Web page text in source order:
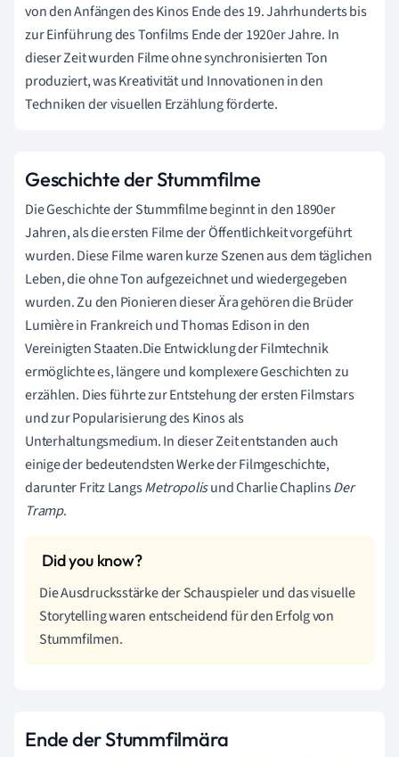
von den Anfängen des Kinos Ende des 19. Jahrhunderts bis
zur Einführung des Tonfilms Ende der 1920er Jahre. In
dieser Zeit wurden Filme ohne synchronisierten Ton
produziert, was Kreativität und Innovationen in den
Techniken der visuellen Erzählung förderte.
Geschichte der Stummfilme
Die Geschichte der Stummfilme beginnt in den 1890er
Jahren, als die ersten Filme der Öffentlichkeit vorgeführt
wurden. Diese Filme waren kurze Szenen aus dem täglichen
Leben, die ohne Ton aufgezeichnet und wiedergegeben
wurden. Zu den Pionieren dieser Ära gehören die Brüder
Lumière in Frankreich und Thomas Edison in den
Vereinigten Staaten.Die Entwicklung der Filmtechnik
ermöglichte es, längere und komplexere Geschichten zu
erzählen. Dies führte zur Entstehung der ersten Filmstars
und zur Popularisierung des Kinos als
Unterhaltungsmedium. In dieser Zeit entstanden auch
einige der bedeutendsten Werke der Filmgeschichte,
darunter Fritz LangsMetropolisund Charlie ChaplinsDer
Tramp.
Die Ausdrucksstärke der Schauspieler und das visuelle
Storytelling waren entscheidend für den Erfolg von
Stummfilmen.
Ende der Stummfilmära